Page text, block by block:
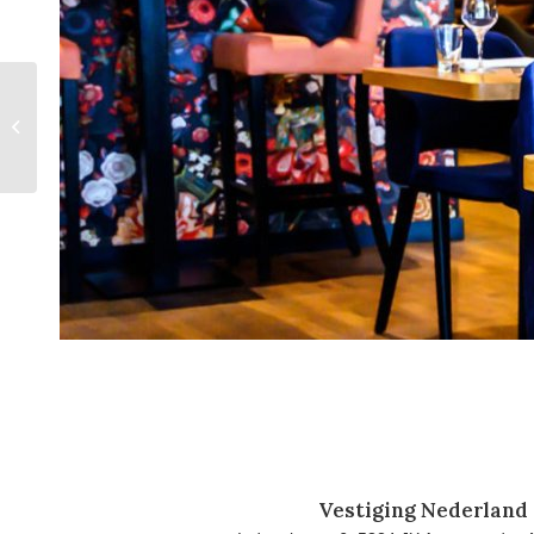
Vestiging Nederland
Stoel Olivier